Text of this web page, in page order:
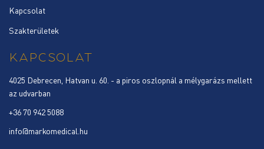
Kapcsolat
Szakterületek
KAPCSOLAT
4025 Debrecen, Hatvan u. 60. - a piros oszlopnál a mélygarázs mellett
az udvarban
+36 70 942 5088
info@markomedical.hu